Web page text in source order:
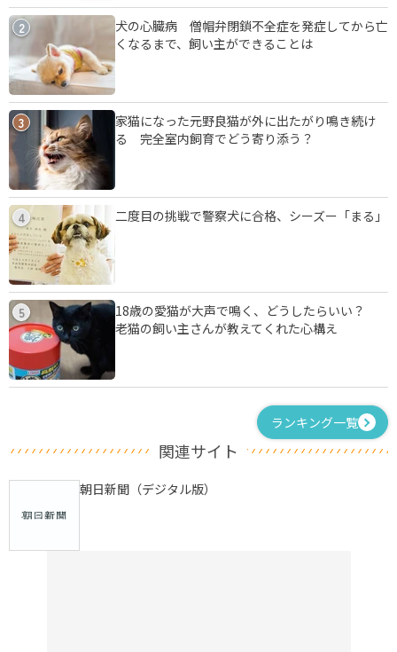
2
犬の心臓病 僧帽弁閉鎖不全症を発症してから亡
くなるまで、飼い主ができることは
3
家猫になった元野良猫が外に出たがり鳴き続け
る 完全室内飼育でどう寄り添う？
4 二度目の挑戦で警察犬に合格、シーズー「まる」
5
18歳の愛猫が大声で鳴く、どうしたらいい？
老猫の飼い主さんが教えてくれた心構え
ランキング一覧
関連サイト
朝日新聞（デジタル版）